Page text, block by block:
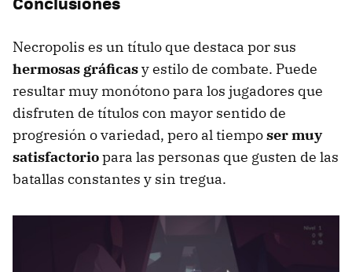
Necropolis es un título que destaca por sus
hermosas gráficasy estilo de combate. Puede
resultar muy monótono para los jugadores que
disfruten de títulos con mayor sentido de
progresión o variedad, pero al tiemposer muy
satisfactoriopara las personas que gusten de las
batallas constantes y sin tregua.